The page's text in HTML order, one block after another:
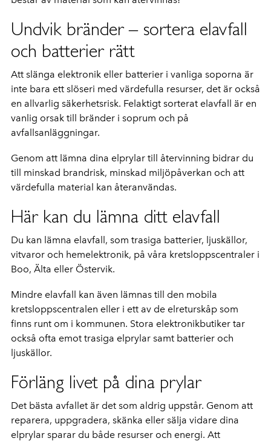
Undvik bränder – sortera elavfall
och batterier rätt
Att slänga elektronik eller batterier i vanliga soporna är
inte bara ett slöseri med värdefulla resurser, det är också
en allvarlig säkerhetsrisk. Felaktigt sorterat elavfall är en
vanlig orsak till bränder i soprum och på
avfallsanläggningar.
Genom att lämna dina elprylar till återvinning bidrar du
till minskad brandrisk, minskad miljöpåverkan och att
värdefulla material kan återanvändas.
Här kan du lämna ditt elavfall
Du kan lämna elavfall, som trasiga batterier, ljuskällor,
vitvaror och hemelektronik, på våra kretsloppscentraler i
Boo, Älta eller Östervik.
Mindre elavfall kan även lämnas till den mobila
kretsloppscentralen eller i ett av de elreturskåp som
finns runt om i kommunen. Stora elektronikbutiker tar
också ofta emot trasiga elprylar samt batterier och
ljuskällor.
Förläng livet på dina prylar
Det bästa avfallet är det som aldrig uppstår. Genom att
reparera, uppgradera, skänka eller sälja vidare dina
elprylar sparar du både resurser och energi. Att